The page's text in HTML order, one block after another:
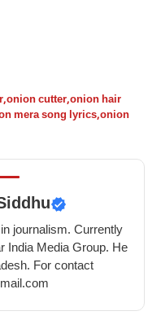
,onion cutter,onion hair
mera song lyrics,onion
journalism. Currently
India Media Group. He
For contact